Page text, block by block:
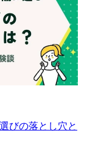
びの落とし穴と